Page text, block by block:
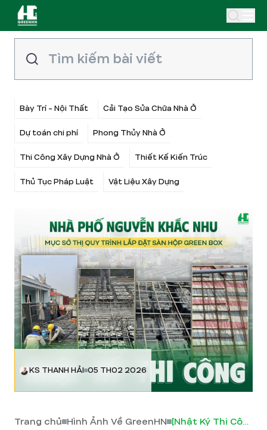
Bày Trí - Nội Thất Cải Tạo Sửa Chữa Nhà Ở
Dự toán chi phí Phong Thủy Nhà Ở
Thi Công Xây Dựng Nhà Ở Thiết Kế Kiến Trúc
Thủ Tục Pháp Luật Vật Liệu Xây Dựng
KS THANH HẢI 05 TH02 2026
Trang chủ Hình Ảnh Về GreenHN [Nhật Ký Thi Công] Nhà phố Nguyễn Khắc Nhu Quy trình lắp đặt Sàn hộp Green Box